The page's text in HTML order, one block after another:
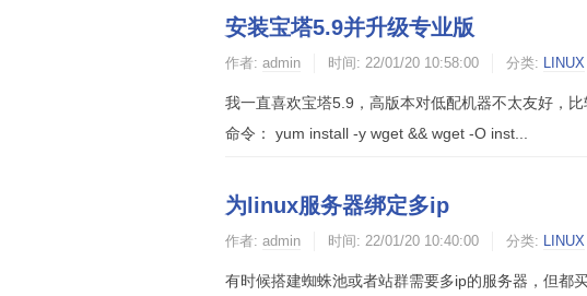
安装宝塔5.9并升级专业版
作者: admin 时间: 22/01/20 10:58:00 分类: LINUX
我一直喜欢宝塔5.9，高版本对低配机器不太友好，
命令： yum install -y wget && wget -O inst...
为linux服务器绑定多ip
作者: admin 时间: 22/01/20 10:40:00 分类: LINUX
有时候搭建蜘蛛池或者站群需要多ip的服务器，但都